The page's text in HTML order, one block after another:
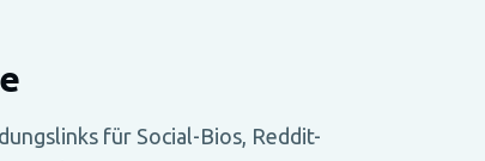
für Social-Bios, Reddit-